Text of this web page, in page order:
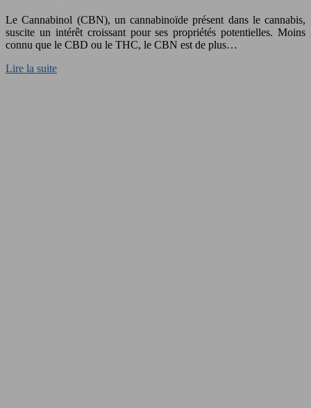
Le Cannabinol (CBN), un cannabinoïde présent dans le cannabis,
suscite un intérêt croissant pour ses propriétés potentielles. Moins
connu que le CBD ou le THC, le CBN est de plus…
Lire la suite